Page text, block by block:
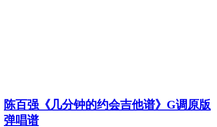
陈百强《几分钟的约会吉他谱》G调原版
弹唱谱